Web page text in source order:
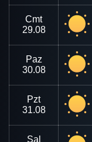
Cmt
29.08
Paz
30.08
Pzt
31.08
Sal